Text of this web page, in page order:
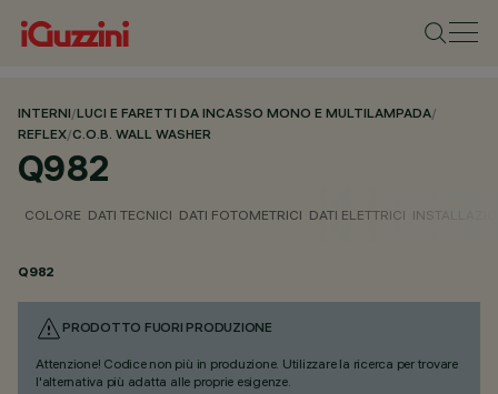
INTERNI/LUCI E FARETTI DA INCASSO MONO E MULTILAMPADA/
REFLEX/C.O.B. WALL WASHER
Q982
COLORE DATI TECNICI DATI FOTOMETRICI DATI ELETTRICI
Q982
PRODOTTO FUORI PRODUZIONE
Attenzione! Codice non più in produzione. Utilizzare la ricerca per trovare
l'alternativa più adatta alle proprie esigenze.